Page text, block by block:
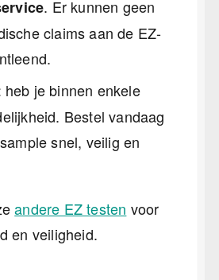
. Er kunnen geen
claims aan de EZ-
heb je binnen enkele
Bestel vandaag
snel, veilig en
andere EZ testen voor
en veiligheid.